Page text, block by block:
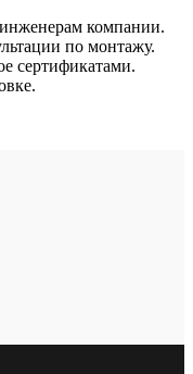
компании.
по монтажу.
сертификатами.